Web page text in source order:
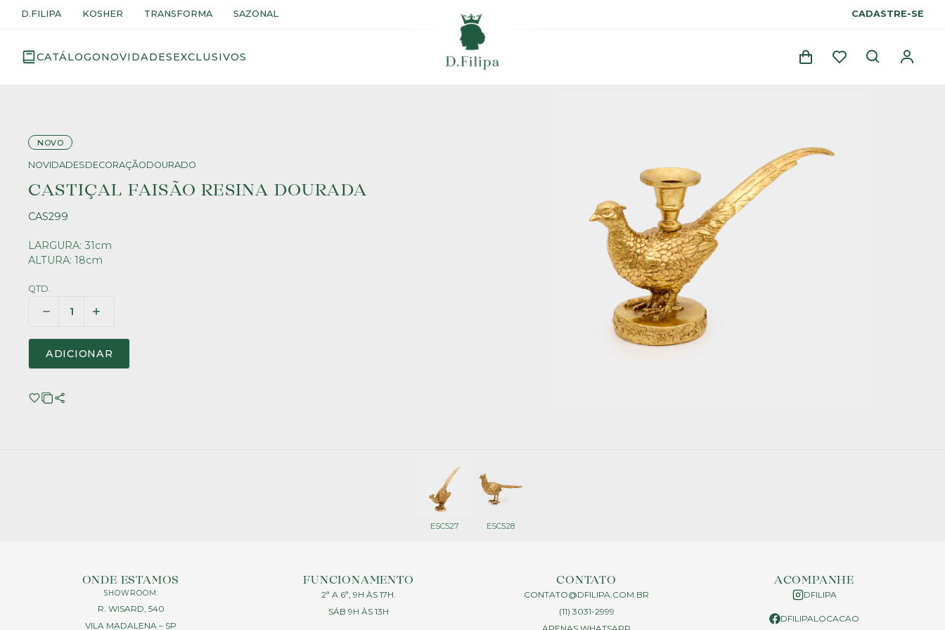
D.FILIPA KOSHER TRANSFORMA SAZONAL CADASTRE-SE
CATÁLOGONOVIDADESEXCLUSIVOS
NOVO
NOVIDADESDECORAÇÃODOURADO
CASTIÇAL FAISÃO RESINA DOURADA
CAS299
LARGURA: 31cm
ALTURA: 18cm
QTD.
ADICIONAR
ESC527 ESC528
ONDE ESTAMOS
SHOWROOM:
R. WISARD, 540
VILA MADALENA – SP
FUNCIONAMENTO
2ª A 6ª, 9H ÀS 17H.
SÁB 9H ÀS 13H
CONTATO
CONTATO@DFILIPA.COM.BR
(11) 3031-2999
ACOMPANHE
DFILIPA
DFILIPALOCACAO